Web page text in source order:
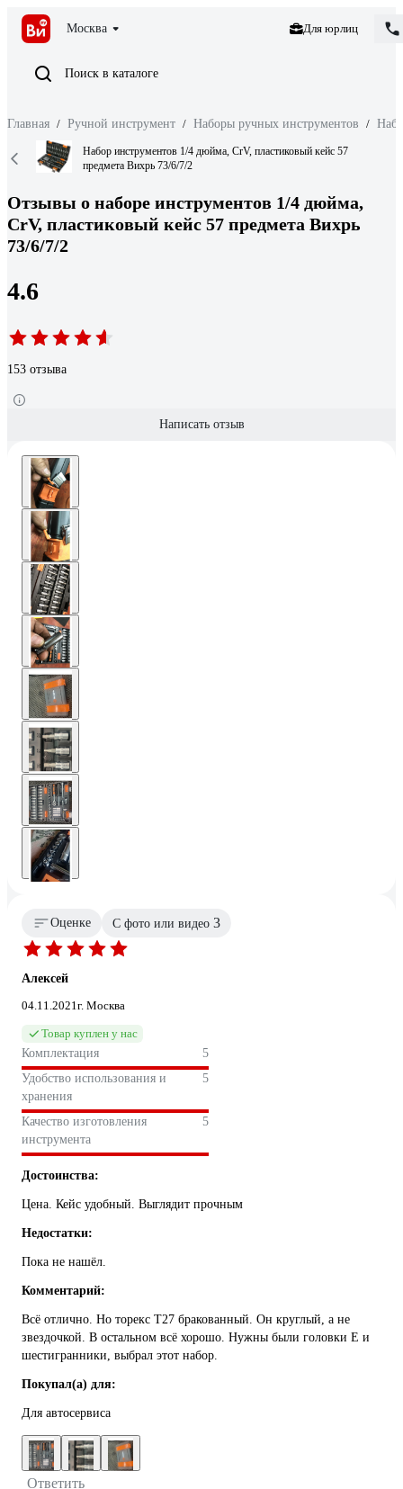
Москва Для юрлиц
Поиск в каталоге
Главная / Ручной инструмент / Наборы ручных инструментов /
Набор инструментов 1/4 дюйма, CrV, пластиковый кейс 57
предмета Вихрь 73/6/7/2
Отзывы о наборе инструментов 1/4 дюйма,
CrV, пластиковый кейс 57 предмета Вихрь
73/6/7/2
4.6
153 отзыва
Написать отзыв
Оценке С фото или видео 3
Алексей
04.11.2021г. Москва
Товар куплен у нас
Комплектация
5
Удобство использования и
хранения
5
Качество изготовления
инструмента
5
Достоинства:
Цена. Кейс удобный. Выглядит прочным
Недостатки:
Пока не нашёл.
Комментарий:
Всё отлично. Но торекс Т27 бракованный. Он круглый, а не
звездочкой. В остальном всё хорошо. Нужны были головки Е и
шестигранники, выбрал этот набор.
Покупал(а) для:
Для автосервиса
Ответить